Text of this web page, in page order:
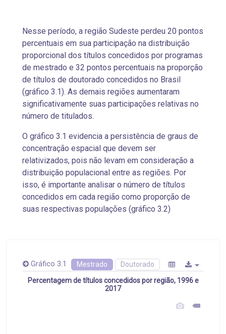
Nesse período, a região Sudeste perdeu 20 pontos
percentuais em sua participação na distribuição
proporcional dos títulos concedidos por programas
de mestrado e 32 pontos percentuais na proporção
de títulos de doutorado concedidos no Brasil
(gráfico 3.1). As demais regiões aumentaram
significativamente suas participações relativas no
número de titulados.
O gráfico 3.1 evidencia a persistência de graus de
concentração espacial que devem ser
relativizados, pois não levam em consideração a
distribuição populacional entre as regiões. Por
isso, é importante analisar o número de títulos
concedidos em cada região como proporção de
suas respectivas populações (gráfico 3.2)
Gráfico 3.1 Mestrado Doutorado
Percentagem de títulos concedidos por região, 1996 e
2017